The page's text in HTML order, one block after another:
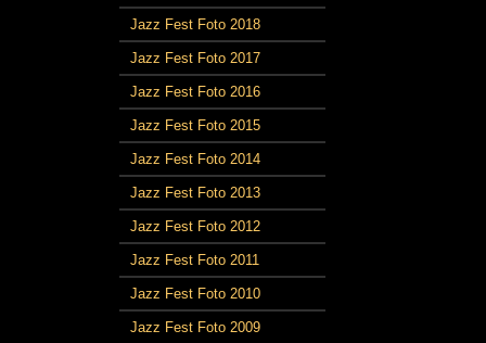
Jazz Fest Foto 2018
Jazz Fest Foto 2017
Jazz Fest Foto 2016
Jazz Fest Foto 2015
Jazz Fest Foto 2014
Jazz Fest Foto 2013
Jazz Fest Foto 2012
Jazz Fest Foto 2011
Jazz Fest Foto 2010
Jazz Fest Foto 2009